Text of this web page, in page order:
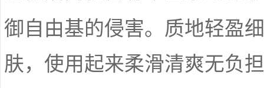
御自由基的侵害。质地轻盈
肤，使用起来柔滑清爽无负